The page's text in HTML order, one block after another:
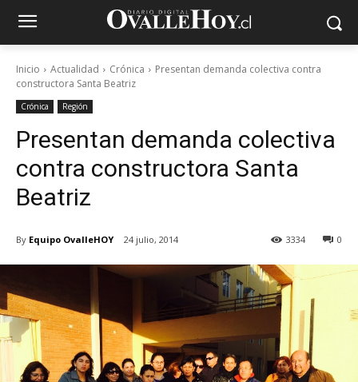
Inicio Actualidad Crónica
Presentan demanda colectiva contra
constructora Santa Beatriz
Crónica Región
Presentan demanda colectiva
contra constructora Santa
Beatriz
By Equipo OvalleHOY 24 julio, 2014 0
3334